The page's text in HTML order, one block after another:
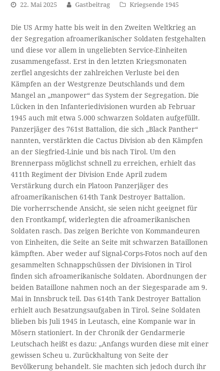
22. Mai 2025 Gastbeitrag Kriegsende 1945
Die US Army hatte bis weit in den Zweiten Weltkrieg an
der Segregation afroamerikanischer Soldaten festgehalten
und diese vor allem in ungeliebten Service-Einheiten
zusammengefasst. Erst in den letzten Kriegsmonaten
zerfiel angesichts der zahlreichen Verluste bei den
Kämpfen an der Westgrenze Deutschlands und dem
Mangel an „manpower“ das System der Segregation. Die
Lücken in den Infanteriedivisionen wurden ab Februar
1945 auch mit etwa 5.000 schwarzen Soldaten aufgefüllt.
Panzerjäger des 761st Battalion, die sich „Black Panther“
nannten, verstärkten die Cactus Division ab den Kämpfen
an der Siegfried-Linie und bis nach Tirol. Um den
Brennerpass möglichst schnell zu erreichen, erhielt das
411th Regiment der Division Ende April zudem
Verstärkung durch ein Platoon Panzerjäger des
afroamerikanischen 614th Tank Destroyer Battalion.
Die vorherrschende Ansicht, sie seien nicht geeignet für
den Frontkampf, widerlegten die afroamerikanischen
Soldaten rasch. Das zeigen Berichte von Kommandeuren
von Einheiten, die Seite an Seite mit schwarzen Bataillonen
kämpften. Aber weder auf Signal-Corps-Fotos noch auf den
gesammelten Schnappschüssen der Divisionen in Tirol
finden sich afroamerikanische Soldaten. Abordnungen der
beiden Bataillone nahmen noch an der Siegesparade am 9.
Mai in Innsbruck teil. Das 614th Tank Destroyer Battalion
erhielt auch Besatzungsaufgaben in Tirol. Seine Soldaten
blieben bis Juli 1945 in Leutasch, eine Kompanie war in
Mösern stationiert. In der Chronik der Gendarmerie
Leutschach heißt es dazu: „Anfangs wurden diese mit einer
gewissen Scheu u. Zurückhaltung von Seite der
Bevölkerung behandelt. Sie machten sich jedoch durch ihr